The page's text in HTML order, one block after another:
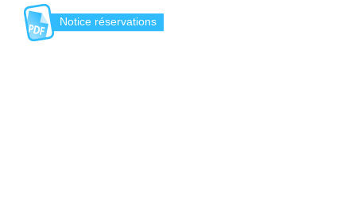
Notice réservations